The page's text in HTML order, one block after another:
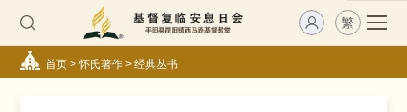
繁
首页>怀氏著作> 经典丛书